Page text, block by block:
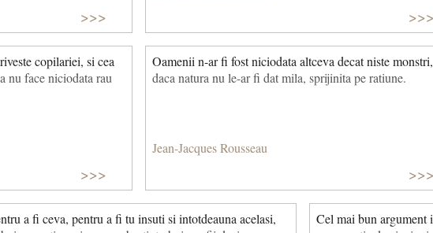
>>> >>>
copilariei, si cea
nu face niciodata rau
>>>
Oamenii n-ar fi fost niciodata altceva decat niste monstri,
daca natura nu le-ar fi dat mila, sprijinita pe ratiune.
Jean-Jacques Rousseau
>>>
a fi ceva, pentru a fi tu insuti si intotdeauna acelasi,
Cel mai bun argument